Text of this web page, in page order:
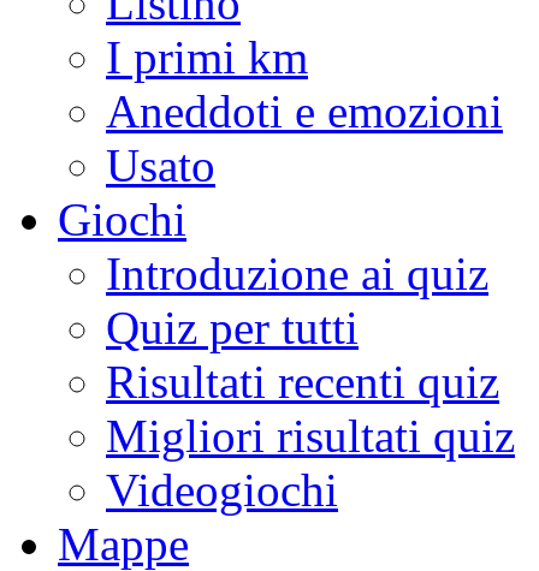
I primi km
Aneddoti e emozioni
Usato
Giochi
Introduzione ai quiz
Quiz per tutti
Risultati recenti quiz
Migliori risultati quiz
Videogiochi
Mappe